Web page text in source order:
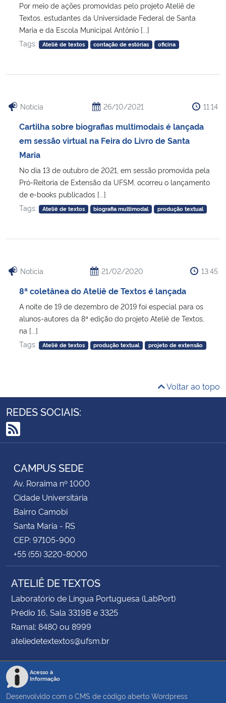
Por meio de ações promovidas pelo projeto Ateliê de
Textos, estudantes da Universidade Federal de Santa
Maria e da Escola Municipal Antônio [...]
Tags:
Ateliê de textos contação de estórias oficina
Notícia 26/10/2021 11:14
Cartilha sobre biografias multimodais é lançada
em sessão virtual na Feira do Livro de Santa
Maria
No dia 13 de outubro de 2021, em sessão promovida pela
Pró-Reitoria de Extensão da UFSM, ocorreu o lançamento
de e-books publicados [...]
Tags:
Ateliê de textos biografia multimodal produção textual
Notícia 21/02/2020 13:45
8ª coletânea do Ateliê de Textos é lançada
A noite de 19 de dezembro de 2019 foi especial para os
alunos-autores da 8ª edição do projeto Ateliê de Textos,
na [...]
Tags:
Ateliê de textos produção textual projeto de extensão
Voltar ao topo
REDES SOCIAIS:
RSS
CAMPUS SEDE
Av. Roraima nº 1000
Cidade Universitária
Bairro Camobi
Santa Maria - RS
CEP: 97105-900
+55 (55) 3220-8000
ATELIÊ DE TEXTOS
Laboratório de Língua Portuguesa (LabPort)
Prédio 16, Sala 3319B e 3325
Ramal: 8480 ou 8999
ateliedetextextos@ufsm.br
Acesso à
Informação
Desenvolvido com o CMS de código aberto Wordpress